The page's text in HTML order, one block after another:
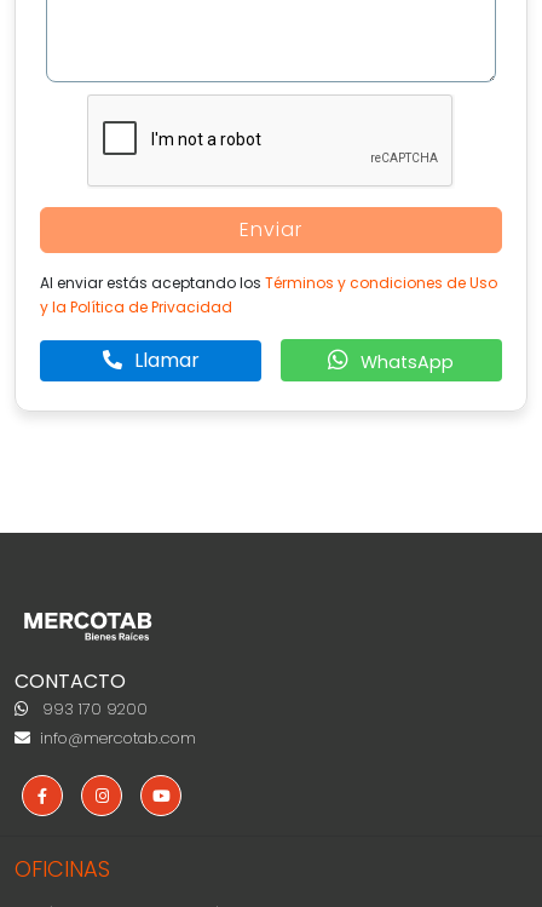
Enviar
Al enviar estás aceptando los Términos y condiciones de Uso
y la Política de Privacidad
Llamar WhatsApp
CONTACTO
993 170 9200
info@mercotab.com
OFICINAS